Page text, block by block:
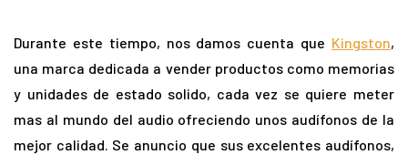
Durante este tiempo, nos damos cuenta que Kingston,
una marca dedicada a vender productos como memorias
y unidades de estado solido, cada vez se quiere meter
mas al mundo del audio ofreciendo unos audífonos de la
mejor calidad. Se anuncio que sus excelentes audífonos,